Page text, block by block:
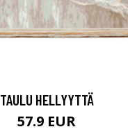
TAULU HELLYYTTÄ
57.9 EUR